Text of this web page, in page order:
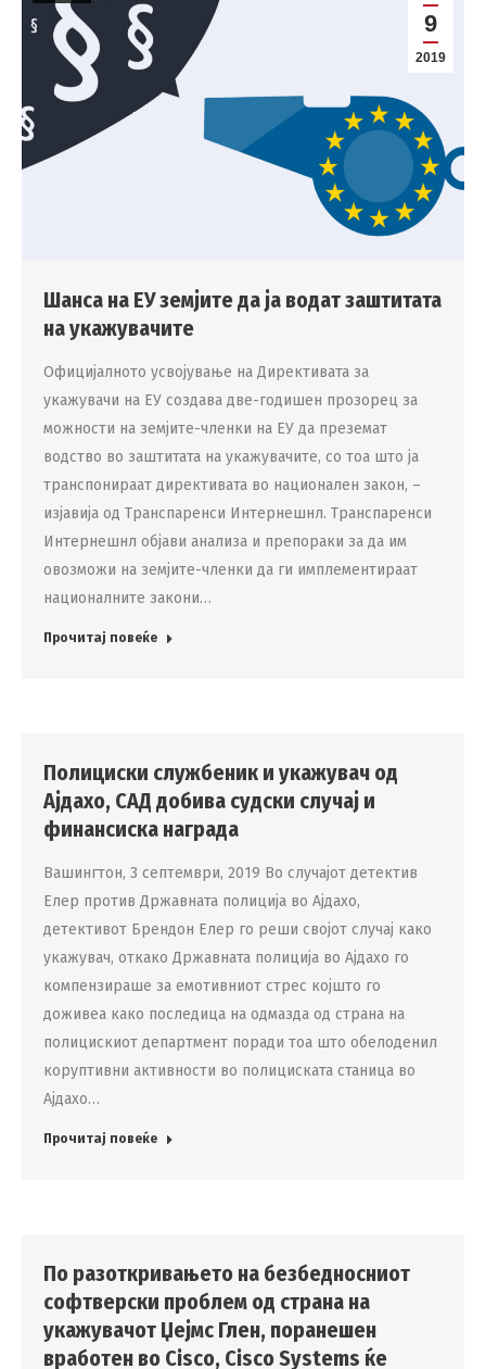
9
2019
Шанса на ЕУ земјите да ја водат заштитата
на укажувачите
Официјалното усвојување на Директивата за
укажувачи на ЕУ создава две-годишен прозорец за
можности на земјите-членки на ЕУ да преземат
водство во заштитата на укажувачите, со тоа што ја
транспонираат директивата во национален закон, –
изјавија од Транспаренси Интернешнл. Транспаренси
Интернешнл објави анализа и препораки за да им
овозможи на земјите-членки да ги имплементираат
националните закони…
Прочитај повеќе
Полициски службеник и укажувач од
Ајдахо, САД добива судски случај и
финансиска награда
Вашингтон, 3 септември, 2019 Во случајот детектив
Елер против Државната полиција во Ајдахо,
детективот Брендон Елер го реши својот случај како
укажувач, откако Државната полиција во Ајдахо го
компензираше за емотивниот стрес којшто го
доживеа како последица на одмазда од страна на
полицискиот департмент поради тоа што обелоденил
коруптивни активности во полициската станица во
Ајдахо…
Прочитај повеќе
По разоткривањето на безбедносниот
софтверски проблем од страна на
укажувачот Џејмс Глен, поранешен
вработен во Cisco, Cisco Systems ќе